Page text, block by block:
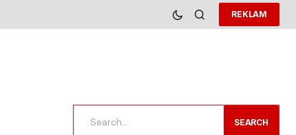
REKLAM
SEARCH